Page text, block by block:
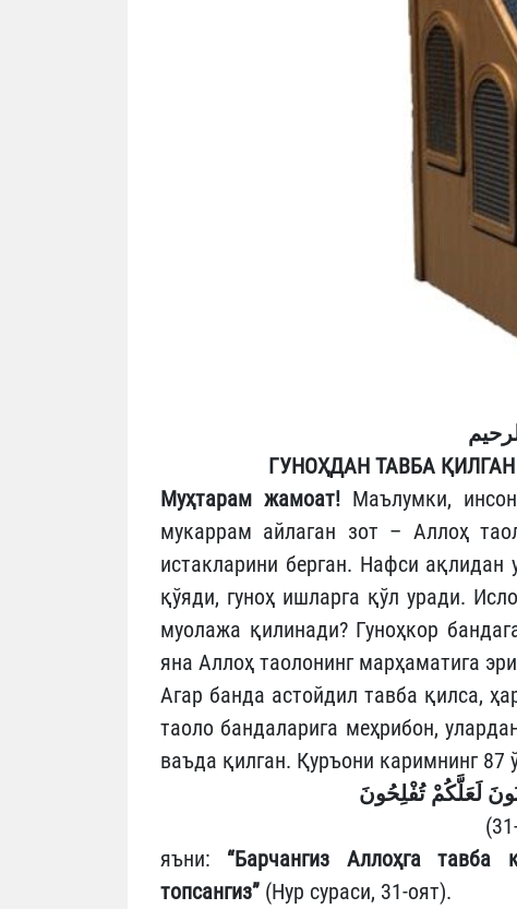
ГУНОҲДАН ТАВБА
Муҳтарам жамоат! Маълумки,
мукаррам айлаган зот – Аллоҳ
истакларини берган. Нафси ақлидан
қўяди, гуноҳ ишларга қўл уради.
муолажа қилинади? Гуноҳкор
яна Аллоҳ таолонинг марҳаматига
Агар банда астойдил тавба қилса,
таоло бандаларига меҳрибон,
ваъда қилган. Қуръони каримнинг 87
لَعَلَّكُمْ تُفْلِحُونَ
яъни: “Барчангиз Аллоҳга тавба
топсангиз” (Нур сураси, 31-оят).